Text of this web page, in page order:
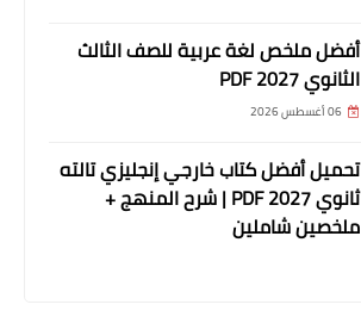
أفضل ملخص لغة عربية للصف الثالث
الثانوي 2027 PDF
06 أغسطس 2026
تحميل أفضل كتاب خارجي إنجليزي تالته
ثانوي 2027 PDF | شرح المنهج +
ملخصين شاملين